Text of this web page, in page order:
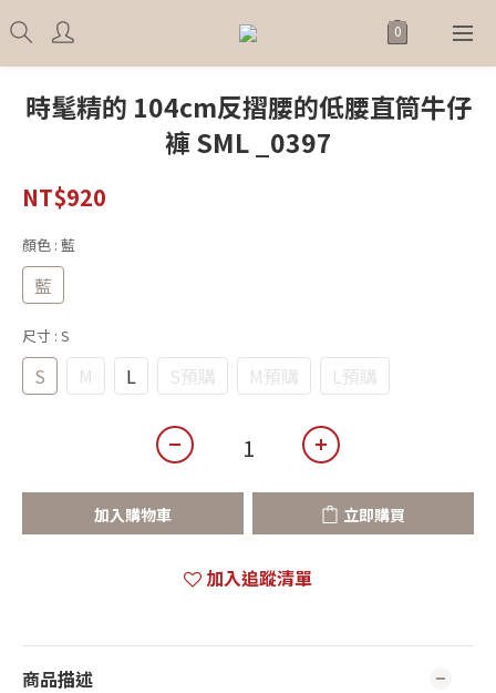
時髦精的 104cm反摺腰的低腰直筒牛仔
褲 SML _0397
NT$920
顏色 : 藍
藍
尺寸 : S
S M L S預購 M預購 L預購
加入購物車 立即購買
加入追蹤清單
商品描述